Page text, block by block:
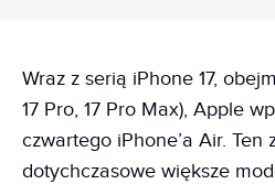
Wraz z serią iPhone 17,
17 Pro, 17 Pro Max), Apple
czwartego iPhone’a Air. Ten
dotychczasowe większe